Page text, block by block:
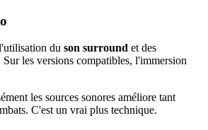
du son surround et des
Sur les versions compatibles, l'immersion
les sources sonores améliore tant
C'est un vrai plus technique.